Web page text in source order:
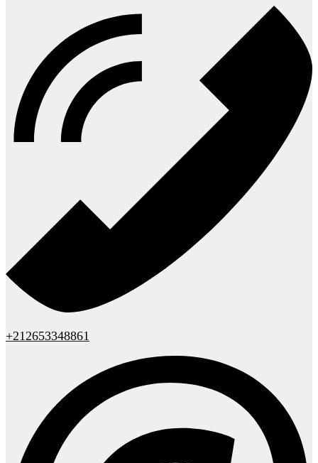
+212653348861